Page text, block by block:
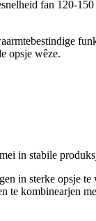
fan 120-
opsje wêze.
in stabile
in sterke opsje
kombinearjen